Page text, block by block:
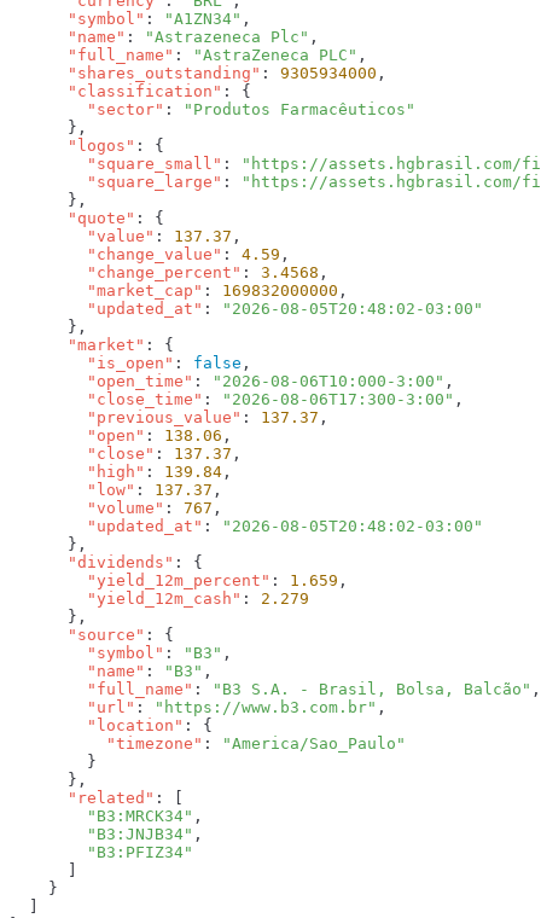
      "symbol"
: "A1ZN34"
      "name"
: "Astrazeneca Plc"
      "full_name"
: "AstraZeneca PLC"
      "shares_outstanding"
: 9305934000
      "classification"
        "sector"
:
      "logos"
        "square_small"
:
"https://assets.hgbrasil.com/
        "square_large"
:
      "quote"
        "value"
: 137.37
        "change_value"
: 4.59
        "change_percent"
: 3.4568
        "market_cap"
: 169832000000
        "updated_at"
:
      "market"
        "is_open"
: false
        "open_time"
: "2026-08-06T10:000-3:00"
        "close_time"
: "2026-08-06T17:300-3:00"
        "previous_value"
: 137.37
        "open"
: 138.06
        "close"
: 137.37
        "high"
: 139.84
        "low"
: 137.37
        "volume"
: 767
        "updated_at"
:
      "dividends"
        "yield_12m_percent"
: 1.659
        "yield_12m_cash"
:
      "source"
        "symbol"
: "B3"
        "name"
: "B3"
        "full_name"
:
"B3 S.A. - Brasil, Bolsa, Balcão"
        "url"
: "https://www.b3.com.br"
        "location"
          "timezone"
:
      "related"
        "B3:MRCK34"
        "B3:JNJB34"